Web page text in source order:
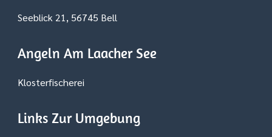
Seeblick 21, 56745 Bell
Angeln Am Laacher See
Klosterfischerei
Links Zur Umgebung